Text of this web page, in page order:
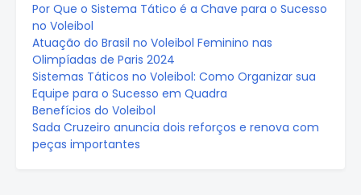
Por Que o Sistema Tático é a Chave para o Sucesso
no Voleibol
Atuação do Brasil no Voleibol Feminino nas
Olimpíadas de Paris 2024
Sistemas Táticos no Voleibol: Como Organizar sua
Equipe para o Sucesso em Quadra
Benefícios do Voleibol
Sada Cruzeiro anuncia dois reforços e renova com
peças importantes